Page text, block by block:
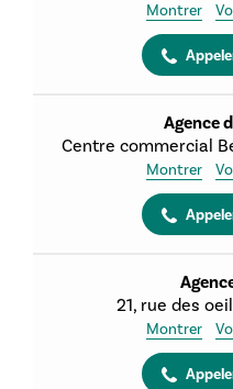
Montrer
Agence
Centre commercial
Montrer
21, rue des
Montrer